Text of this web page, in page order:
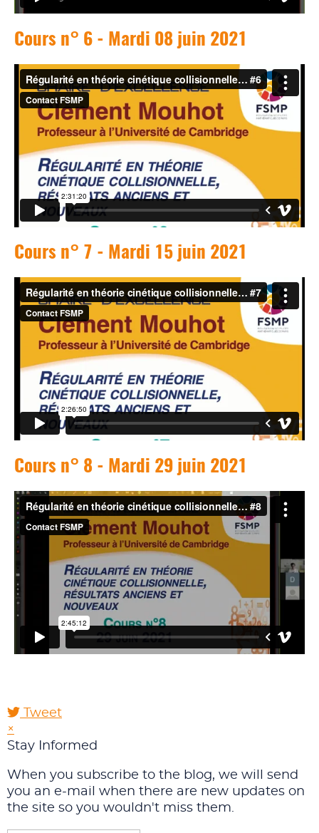
Cours n° 6 - Mardi 08 juin 2021
Cours n° 7 - Mardi 15 juin 2021
Cours n° 8 - Mardi 29 juin 2021
Tweet
×
Stay Informed
When you subscribe to the blog, we will send
you an e-mail when there are new updates on
the site so you wouldn't miss them.